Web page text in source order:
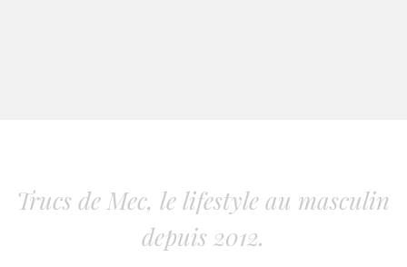
Trucs de Mec, le lifestyle au masculin
depuis 2012.